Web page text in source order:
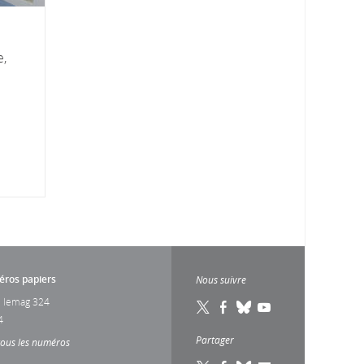
papiers
lemag 324
les numéros
Nous suivre
Partager